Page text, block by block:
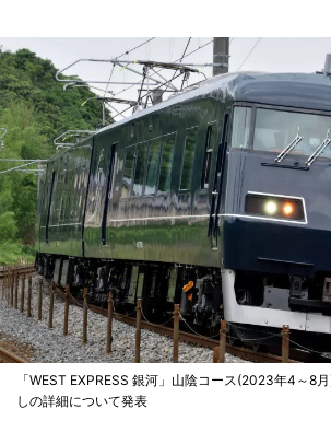
「WEST EXPRESS 銀河」山陰コース(2023年4～8
しの詳細について発表